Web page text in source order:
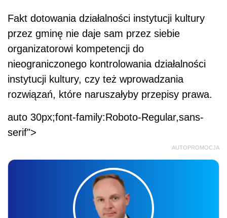
Fakt dotowania działalności instytucji kultury
przez gminę nie daje sam przez siebie
organizatorowi kompetencji do
nieograniczonego kontrolowania działalności
instytucji kultury, czy też wprowadzania
rozwiązań, które naruszałyby przepisy prawa.
auto 30px;font-family:Roboto-Regular,sans-
serif">
AUTOPROMOCJA